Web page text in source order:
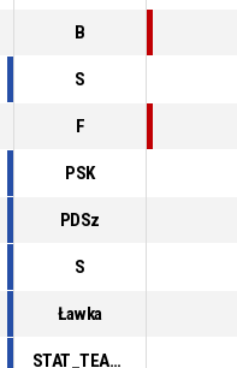
B
S
F
PSK
PDSz
S
Ławka
STAT_TEAMMATCH_BASKETBALL_sPointsFastBreak_ABBREV